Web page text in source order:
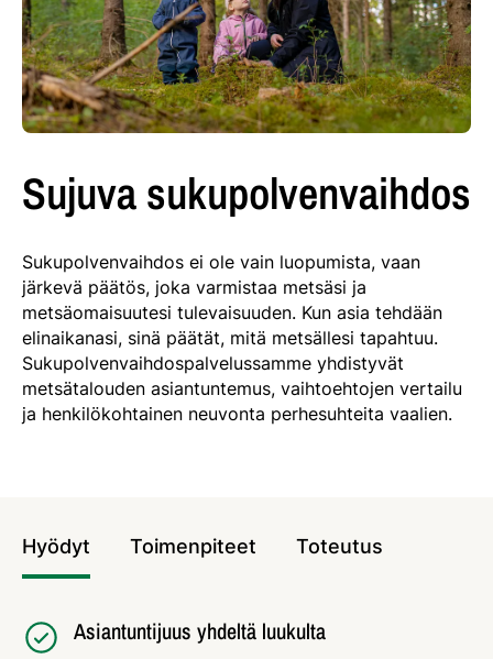
Sujuva sukupolvenvaihdos
Sukupolvenvaihdos ei ole vain luopumista, vaan
järkevä päätös, joka varmistaa metsäsi ja
metsäomaisuutesi tulevaisuuden. Kun asia tehdään
elinaikanasi, sinä päätät, mitä metsällesi tapahtuu.
Sukupolvenvaihdospalvelussamme yhdistyvät
metsätalouden asiantuntemus, vaihtoehtojen vertailu
ja henkilökohtainen neuvonta perhesuhteita vaalien.
Hyödyt Toimenpiteet Toteutus
Asiantuntijuus yhdeltä luukulta